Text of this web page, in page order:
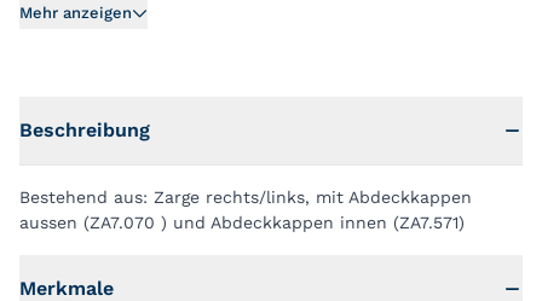
Mehr anzeigen
Beschreibung
Bestehend aus: Zarge rechts/links, mit Abdeckkappen
aussen (ZA7.070 ) und Abdeckkappen innen (ZA7.571)
Merkmale